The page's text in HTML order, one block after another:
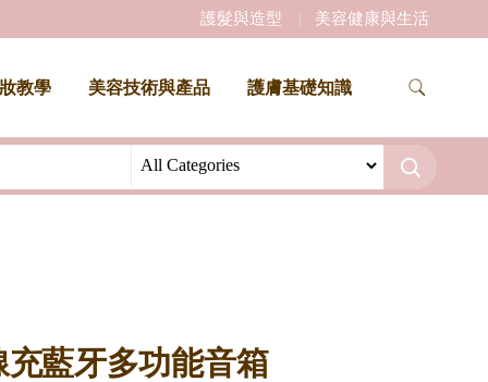
護髮與造型 美容健康與生活
教學 美容技術與產品 護膚基礎知識
藍牙多功能音箱